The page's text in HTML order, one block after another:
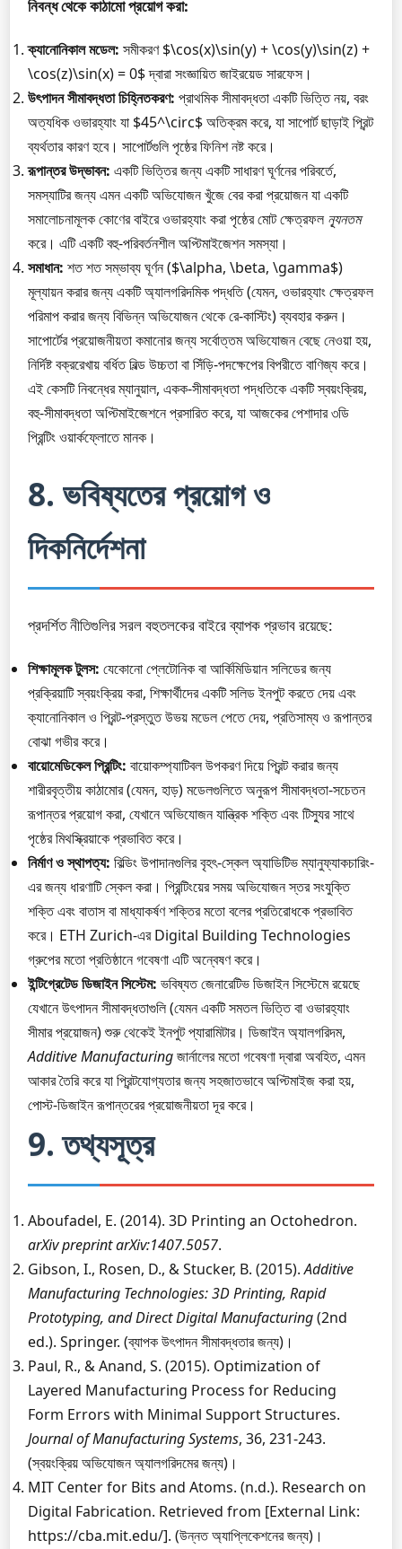
নিবন্ধ থেকে কাঠামো প্রয়োগ করা:
ক্যানোনিকাল মডেল: সমীকরণ $\cos(x)\sin(y) + \cos(y)\sin(z) +
\cos(z)\sin(x) = 0$ দ্বারা সংজ্ঞায়িত জাইরয়েড সারফেস।
উৎপাদন সীমাবদ্ধতা চিহ্নিতকরণ: প্রাথমিক সীমাবদ্ধতা একটি ভিত্তি নয়, বরং
অত্যধিক ওভারহ্যাং যা $45^\circ$ অতিক্রম করে, যা সাপোর্ট ছাড়াই প্রিন্ট
ব্যর্থতার কারণ হবে। সাপোর্টগুলি পৃষ্ঠের ফিনিশ নষ্ট করে।
রূপান্তর উদ্ভাবন: একটি ভিত্তির জন্য একটি সাধারণ ঘূর্ণনের পরিবর্তে,
সমস্যাটির জন্য এমন একটি অভিযোজন খুঁজে বের করা প্রয়োজন যা একটি
সমালোচনামূলক কোণের বাইরে ওভারহ্যাং করা পৃষ্ঠের মোট ক্ষেত্রফলন্যূনতম
করে। এটি একটি বহু-পরিবর্তনশীল অপ্টিমাইজেশন সমস্যা।
সমাধান: শত শত সম্ভাব্য ঘূর্ণন ($\alpha, \beta, \gamma$)
মূল্যায়ন করার জন্য একটি অ্যালগরিদমিক পদ্ধতি (যেমন, ওভারহ্যাং ক্ষেত্রফল
পরিমাপ করার জন্য বিভিন্ন অভিযোজন থেকে রে-কাস্টিং) ব্যবহার করুন।
সাপোর্টের প্রয়োজনীয়তা কমানোর জন্য সর্বোত্তম অভিযোজন বেছে নেওয়া হয়,
নির্দিষ্ট বক্ররেখায় বর্ধিত বিল্ড উচ্চতা বা সিঁড়ি-পদক্ষেপের বিপরীতে বাণিজ্য করে।
এই কেসটি নিবন্ধের ম্যানুয়াল, একক-সীমাবদ্ধতা পদ্ধতিকে একটি স্বয়ংক্রিয়,
বহু-সীমাবদ্ধতা অপ্টিমাইজেশনে প্রসারিত করে, যা আজকের পেশাদার ৩ডি
প্রিন্টিং ওয়ার্কফ্লোতে মানক।
8. ভবিষ্যতের প্রয়োগ ও
দিকনির্দেশনা
প্রদর্শিত নীতিগুলির সরল বহুতলকের বাইরে ব্যাপক প্রভাব রয়েছে:
শিক্ষামূলক টুলস: যেকোনো প্লেটোনিক বা আর্কিমিডিয়ান সলিডের জন্য
প্রক্রিয়াটি স্বয়ংক্রিয় করা, শিক্ষার্থীদের একটি সলিড ইনপুট করতে দেয় এবং
ক্যানোনিকাল ও প্রিন্ট-প্রস্তুত উভয় মডেল পেতে দেয়, প্রতিসাম্য ও রূপান্তর
বোঝা গভীর করে।
বায়োমেডিকেল প্রিন্টিং: বায়োকম্প্যাটিবল উপকরণ দিয়ে প্রিন্ট করার জন্য
শারীরবৃত্তীয় কাঠামোর (যেমন, হাড়) মডেলগুলিতে অনুরূপ সীমাবদ্ধতা-সচেতন
রূপান্তর প্রয়োগ করা, যেখানে অভিযোজন যান্ত্রিক শক্তি এবং টিস্যুর সাথে
পৃষ্ঠের মিথস্ক্রিয়াকে প্রভাবিত করে।
নির্মাণ ও স্থাপত্য: বিল্ডিং উপাদানগুলির বৃহৎ-স্কেল অ্যাডিটিভ ম্যানুফ্যাকচারিং-
এর জন্য ধারণাটি স্কেল করা। প্রিন্টিংয়ের সময় অভিযোজন স্তর সংযুক্তি
শক্তি এবং বাতাস বা মাধ্যাকর্ষণ শক্তির মতো বলের প্রতিরোধকে প্রভাবিত
করে। ETH Zurich-এর Digital Building Technologies
গ্রুপের মতো প্রতিষ্ঠানে গবেষণা এটি অন্বেষণ করে।
ইন্টিগ্রেটেড ডিজাইন সিস্টেম: ভবিষ্যত জেনারেটিভ ডিজাইন সিস্টেমে রয়েছে
যেখানে উৎপাদন সীমাবদ্ধতাগুলি (যেমন একটি সমতল ভিত্তি বা ওভারহ্যাং
সীমার প্রয়োজন) শুরু থেকেই ইনপুট প্যারামিটার। ডিজাইন অ্যালগরিদম,
Additive Manufacturingজার্নালের মতো গবেষণা দ্বারা অবহিত, এমন
আকার তৈরি করে যা প্রিন্টযোগ্যতার জন্য সহজাতভাবে অপ্টিমাইজ করা হয়,
পোস্ট-ডিজাইন রূপান্তরের প্রয়োজনীয়তা দূর করে।
9. তথ্যসূত্র
Aboufadel, E. (2014). 3D Printing an Octohedron.
arXiv preprint arXiv:1407.5057.
Gibson, I., Rosen, D., & Stucker, B. (2015).Additive
Manufacturing Technologies: 3D Printing, Rapid
Prototyping, and Direct Digital Manufacturing(2nd
ed.). Springer. (ব্যাপক উৎপাদন সীমাবদ্ধতার জন্য)।
Paul, R., & Anand, S. (2015). Optimization of
Layered Manufacturing Process for Reducing
Form Errors with Minimal Support Structures.
Journal of Manufacturing Systems, 36, 231-243.
(স্বয়ংক্রিয় অভিযোজন অ্যালগরিদমের জন্য)।
MIT Center for Bits and Atoms. (n.d.). Research on
Digital Fabrication. Retrieved from [External Link:
https://cba.mit.edu/]. (উন্নত অ্যাপ্লিকেশনের জন্য)।